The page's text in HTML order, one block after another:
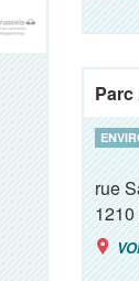
rue
1210